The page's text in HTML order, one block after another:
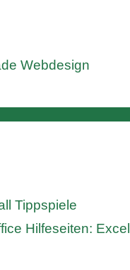
Webdesign
Tippspiele
Hilfeseiten: Excel